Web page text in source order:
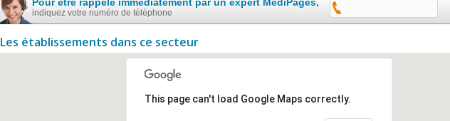
indiquez votre numéro de téléphone
Les établissements dans ce secteur
This page can't load Google Maps correctly.